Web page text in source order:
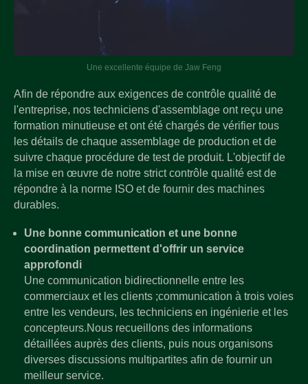
Une excellente équipe de Jaw Feng
Afin de répondre aux exigences de contrôle qualité de
l'entreprise, nos techniciens d'assemblage ont reçu une
formation minutieuse et ont été chargés de vérifier tous
les détails de chaque assemblage de production et de
suivre chaque procédure de test de produit. L'objectif de
la mise en œuvre de notre strict contrôle qualité est de
répondre à la norme ISO et de fournir des machines
durables.
Une bonne communication et une bonne
coordination permettent d'offrir un service
approfondi
Une communication bidirectionnelle entre les
commerciaux et les clients ;communication à trois voies
entre les vendeurs, les techniciens en ingénierie et les
concepteurs.Nous recueillons des informations
détaillées auprès des clients, puis nous organisons
diverses discussions multipartites afin de fournir un
meilleur service.